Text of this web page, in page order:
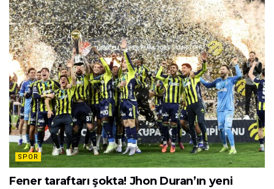
SPOR
Fener taraftarı şokta! Jhon Duran’ın yeni